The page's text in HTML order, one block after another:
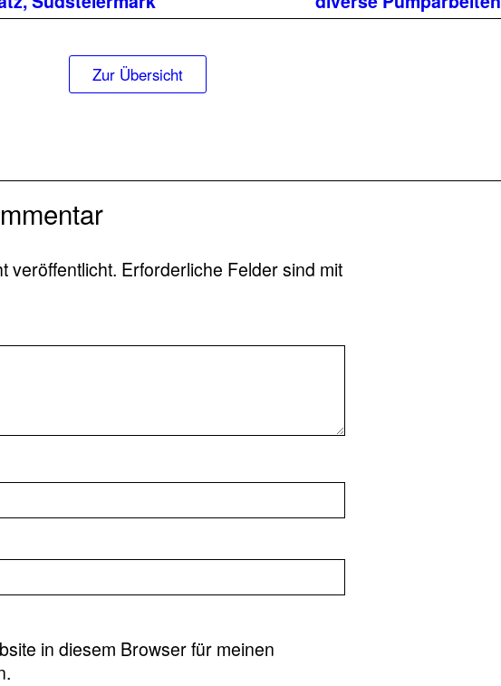
Zur Übersicht
veröffentlicht. Erforderliche Felder sind mit
in diesem Browser für meinen